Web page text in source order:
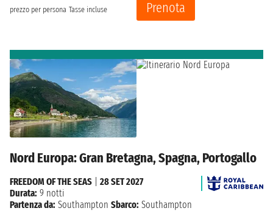
prezzo per persona Tasse incluse
Prenota
Nord Europa: Gran Bretagna, Spagna, Portogallo
FREEDOM OF THE SEAS
28 SET 2027
Durata: 9 notti
Partenza da: Southampton Sbarco: Southampton